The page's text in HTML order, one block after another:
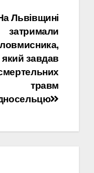
Львівщині
затримали
який завдав
травм